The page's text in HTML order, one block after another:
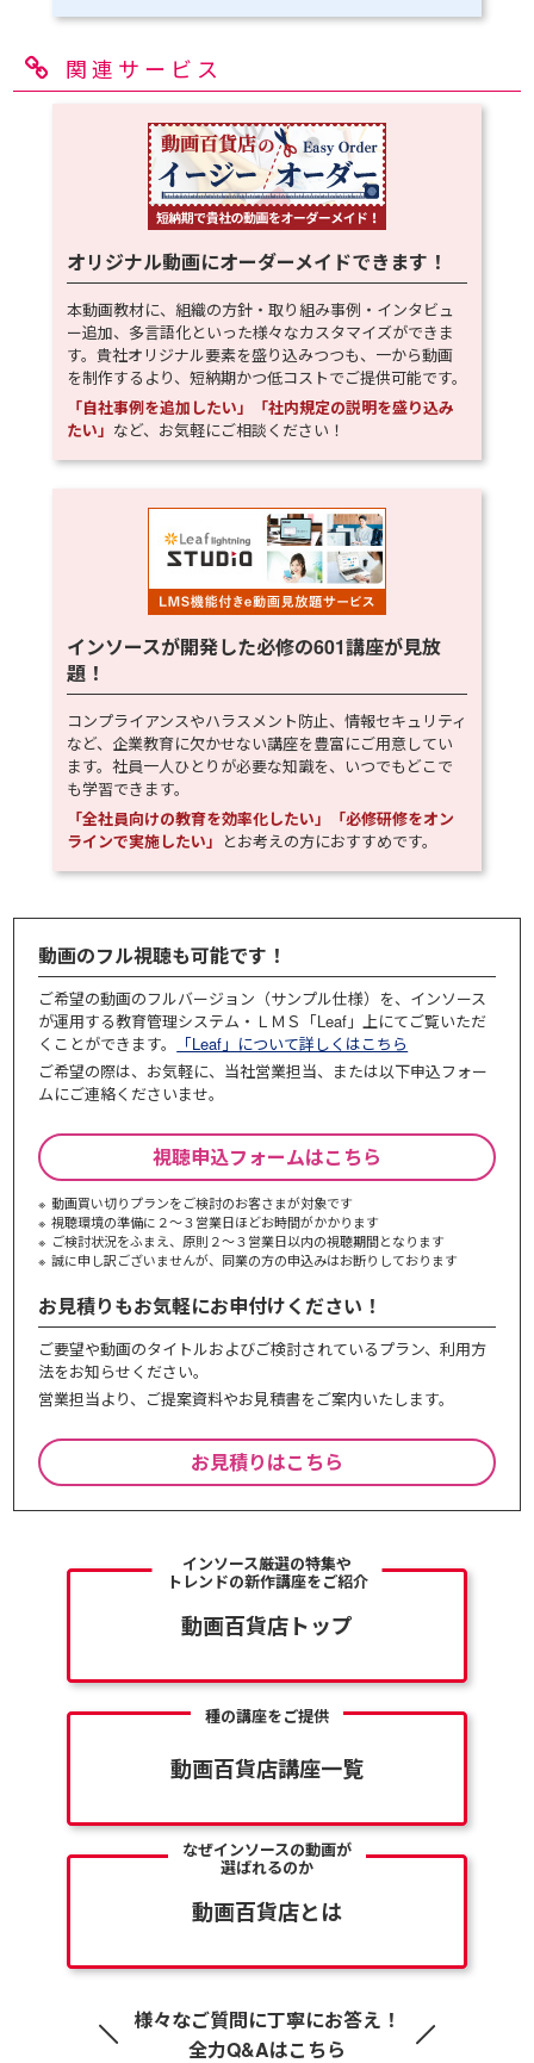
関連サービス
オリジナル動画にオーダーメイドできます！
本動画教材に、組織の方針・取り組み事例・インタビュ
ー追加、多言語化といった様々なカスタマイズができま
す。貴社オリジナル要素を盛り込みつつも、一から動画
を制作するより、短納期かつ低コストでご提供可能です。
「自社事例を追加したい」「社内規定の説明を盛り込み
たい」 など、お気軽にご相談ください！
インソースが開発した必修の601講座が見放
題！
コンプライアンスやハラスメント防止、情報セキュリティ
など、企業教育に欠かせない講座を豊富にご用意してい
ます。社員一人ひとりが必要な知識を、いつでもどこで
も学習できます。
「全社員向けの教育を効率化したい」「必修研修をオン
ラインで実施したい」 とお考えの方におすすめです。
動画のフル視聴も可能です！
ご希望の動画のフルバージョン（サンプル仕様）を、インソース
が運用する教育管理システム・ＬＭＳ「Leaf」上にてご覧いただ
くことができます。
「Leaf」について詳しくはこちら
ご希望の際は、お気軽に、当社営業担当、または以下申込フォー
ムにご連絡くださいませ。
視聴申込フォームはこちら
動画買い切りプランをご検討のお客さまが対象です
視聴環境の準備に２～３営業日ほどお時間がかかります
ご検討状況をふまえ、原則２～３営業⽇以内の視聴期間となります
誠に申し訳ございませんが、同業の⽅の申込みはお断りしております
お見積りもお気軽にお申付けください！
ご要望や動画のタイトルおよびご検討されているプラン、利⽤⽅
法をお知らせください。
営業担当より、ご提案資料やお⾒積書をご案内いたします。
お見積りはこちら
インソース厳選の特集や
トレンドの新作講座をご紹介
動画百貨店トップ
種の講座をご提供
動画百貨店講座一覧
なぜインソースの動画が
選ばれるのか
動画百貨店とは
様々なご質問に丁寧にお答え！
全力Q&Aはこちら